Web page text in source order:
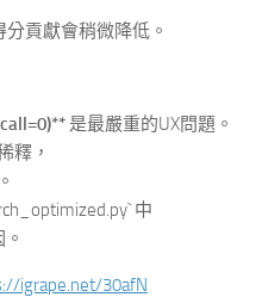
分貢獻會稍微降低。
是最嚴重的UX問題。
釋，
中
igrape.net/30afN